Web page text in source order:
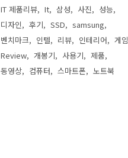
IT 제품리뷰
It 삼성 사진
성능
디자인
후기 SSD
samsung
벤치마크
인텔 리뷰 인테리어
게임
Review
개봉기 사용기
제품
동영상
컴퓨터 스마트폰 노트북